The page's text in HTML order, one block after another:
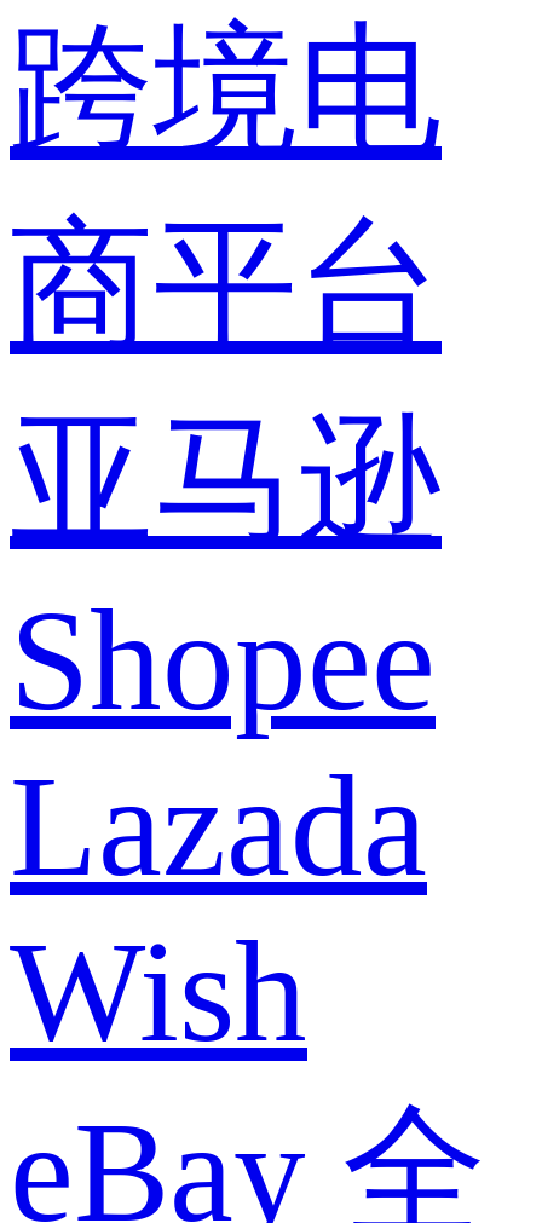
跨境电
商平台
亚马逊
Shopee
Lazada
Wish
eBay 全